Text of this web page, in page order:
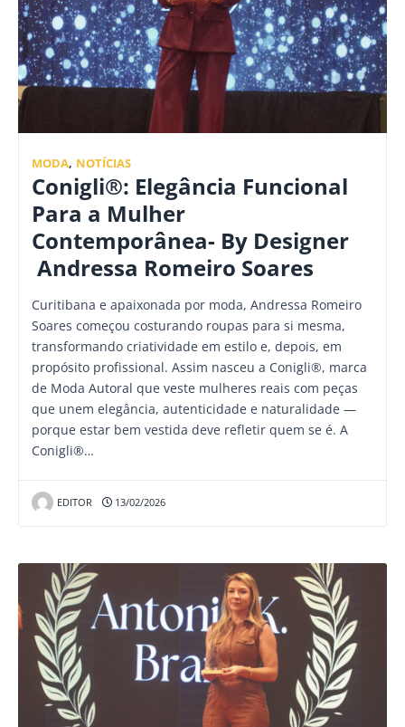
MODA, NOTÍCIAS
Conigli®: Elegância Funcional
Para a Mulher
Contemporânea- By Designer
Andressa Romeiro Soares
Curitibana e apaixonada por moda, Andressa Romeiro
Soares começou costurando roupas para si mesma,
transformando criatividade em estilo e, depois, em
propósito profissional. Assim nasceu a Conigli®, marca
de Moda Autoral que veste mulheres reais com peças
que unem elegância, autenticidade e naturalidade —
porque estar bem vestida deve refletir quem se é. A
Conigli®…
EDITOR 13/02/2026